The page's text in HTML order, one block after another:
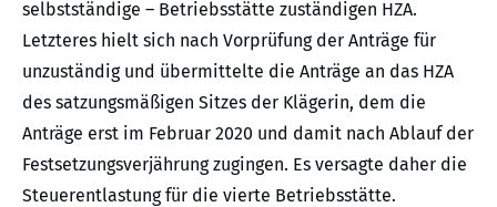
selbstständige – Betriebsstätte zuständigen HZA.
Letzteres hielt sich nach Vorprüfung der Anträge für
unzuständig und übermittelte die Anträge an das HZA
des satzungsmäßigen Sitzes der Klägerin, dem die
Anträge erst im Februar 2020 und damit nach Ablauf der
Festsetzungsverjährung zugingen. Es versagte daher die
Steuerentlastung für die vierte Betriebsstätte.